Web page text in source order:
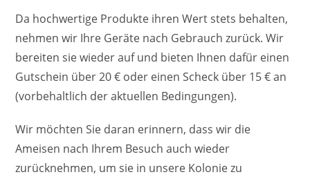
Da hochwertige Produkte ihren Wert stets behalten,
nehmen wir Ihre Geräte nach Gebrauch zurück. Wir
bereiten sie wieder auf und bieten Ihnen dafür einen
Gutschein über 20 € oder einen Scheck über 15 € an
(vorbehaltlich der aktuellen Bedingungen).
Wir möchten Sie daran erinnern, dass wir die
Ameisen nach Ihrem Besuch auch wieder
zurücknehmen, um sie in unsere Kolonie zu